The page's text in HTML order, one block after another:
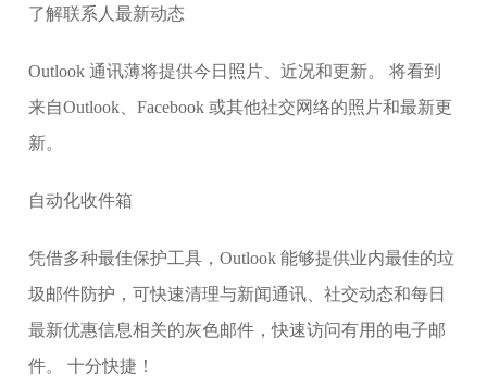
了解联系人最新动态
Outlook 通讯薄将提供今日照片、近况和更新。 将看到
来自Outlook、Facebook 或其他社交网络的照片和最新更
新。
自动化收件箱
凭借多种最佳保护工具，Outlook 能够提供业内最佳的垃
圾邮件防护，可快速清理与新闻通讯、社交动态和每日
最新优惠信息相关的灰色邮件，快速访问有用的电子邮
件。 十分快捷！